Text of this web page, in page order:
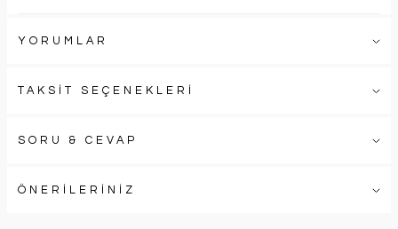
YORUMLAR
TAKSİT SEÇENEKLERİ
SORU & CEVAP
ÖNERİLERİNİZ